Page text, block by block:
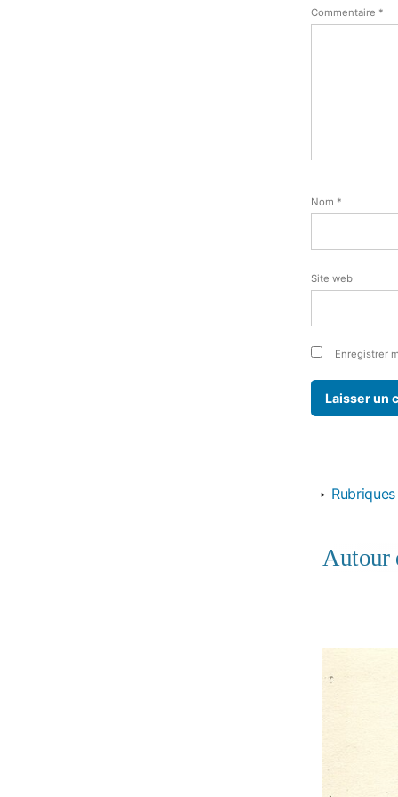
Commentaire *
Nom *
Site web
Enregistrer
‣
Autour